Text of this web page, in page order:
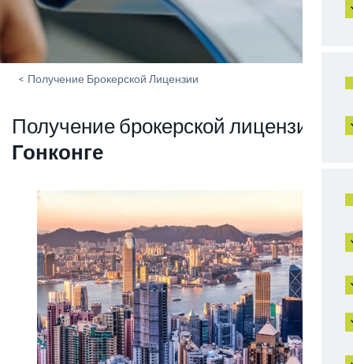
< Получение Брокерской Лицензии
Получение брокерской лицензии в
Гонконге